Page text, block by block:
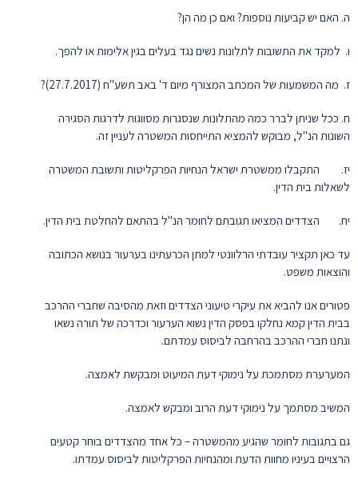
ה. האם יש קביעות נוספות? ואם כן מה הן?
ו. למקד את התשובות לתלונות נשים נגד בעלים בגין אלימות או להפך.
ז. מה המשמעות של המכתב המצורף מיום ד' באב תשע"ח (27.7.2017)?
ח. ככל שניתן לברר כמה מהתלונות שנסגרות מסווגות לדרגות הסגירה
השונות הנ"ל, מבוקש להמציא התייחסות המשטרה לעניין זה.
יז. התקבלו ממשטרת ישראל הנחיות הפרקליטות ותשובת המשטרה
לשאלות בית הדין.
יח. הצדדים המציאו תגובתם לחומר הנ"ל בהתאם להחלטת בית הדין.
עד כאן תקציר עובדתי הרלוונטי למתן הכרעתינו בערעור בנושא הכתובה
והוצאות משפט.
פטורים אנו להביא את עיקרי טיעוני הצדדים וזאת מהסיבה שחברי ההרכב
בבית הדין קמא נחלקו בפסק הדין נשוא הערעור וכדרכה של תורה נשאו
ונתנו חברי ההרכב בהרחבה לביסוס עמדתם.
המערערת מסתמכת על נימוקי דעת המיעוט ומבקשת לאמצה.
המשיב מסתמך על נימוקי דעת הרוב ומבקש לאמצה.
גם בתגובות לחומר שהגיע מהמשטרה – כל אחד מהצדדים בוחר קטעים
הרצויים בעיניו מחוות הדעת ומהנחיות הפרקליטות לביסוס עמדתו.